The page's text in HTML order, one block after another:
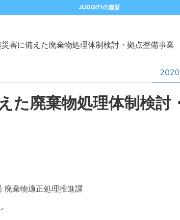
JUDGIT!の趣旨
害に備えた廃棄物処理体制検討・拠点整備事業
2020
た廃棄物処理体制検討
廃棄物適正処理推進課